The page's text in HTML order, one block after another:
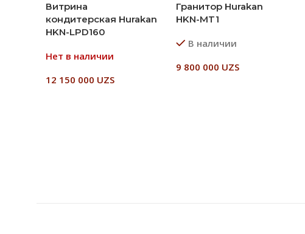
Витрина
кондитерская Hurakan
HKN-LPD160
Нет в наличии
12 150 000 UZS
Гранитор Hurakan
HKN-MT1
В наличии
9 800 000 UZS